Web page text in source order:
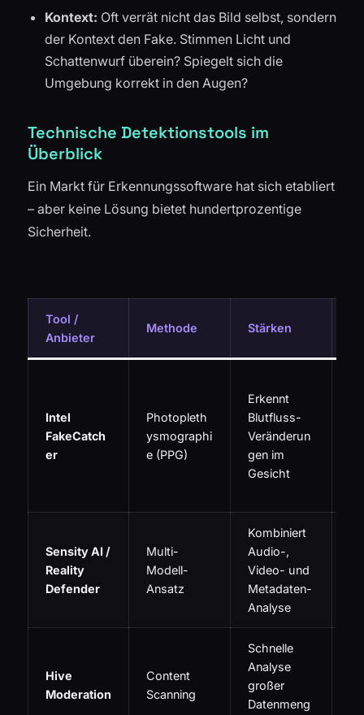
Kontext: Oft verrät nicht das Bild selbst, sondern
der Kontext den Fake. Stimmen Licht und
Schattenwurf überein? Spiegelt sich die
Umgebung korrekt in den Augen?
Technische Detektionstools im
Überblick
Ein Markt für Erkennungssoftware hat sich etabliert
– aber keine Lösung bietet hundertprozentige
Sicherheit.
Tool /
Anbieter
Methode Stärken
Intel
FakeCatch
er
Photopleth
ysmographi
e (PPG)
Erkennt
Blutfluss-
Veränderun
gen im
Gesicht
Sensity AI /
Reality
Defender
Multi-
Modell-
Ansatz
Kombiniert
Audio-,
Video- und
Metadaten-
Analyse
Hive
Moderation
Content
Scanning
Schnelle
Analyse
großer
Datenmeng